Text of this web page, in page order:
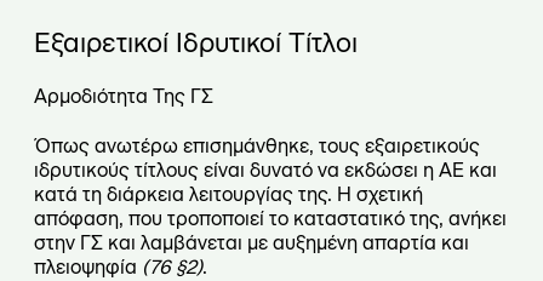
Εξαιρετικοί Ιδρυτικοί Τίτλοι
Αρμοδιότητα Της ΓΣ
Όπως ανωτέρω επισημάνθηκε, τους εξαιρετικούς
ιδρυτικούς τίτλους είναι δυνατό να εκδώσει η ΑΕ και
κατά τη διάρκεια λειτουργίας της. Η σχετική
απόφαση, που τροποποιεί το καταστατικό της, ανήκει
στην ΓΣ και λαμβάνεται με αυξημένη απαρτία και
πλειοψηφία (76 §2).